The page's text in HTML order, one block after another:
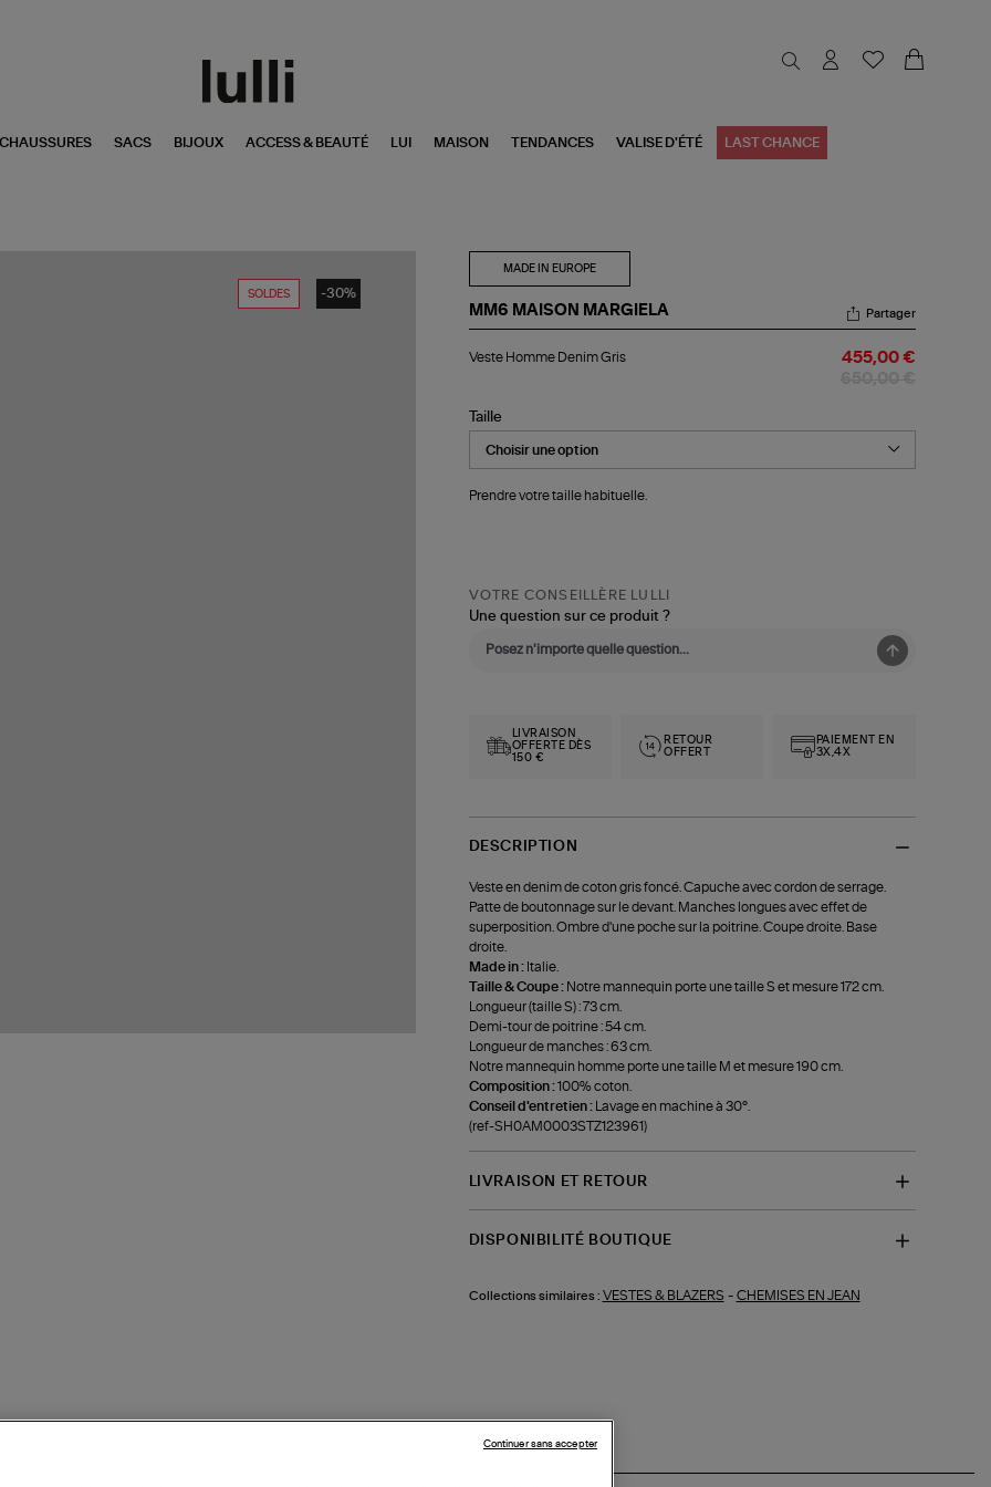
CHAUSSURES SACS BIJOUX ACCESS & BEAUTÉ LUI MAISON TENDANCES VALISE D'ÉTÉ LAST CHANCE
SOLDES -30%
MADE IN EUROPE
MM6 MAISON MARGIELA
Homme
Partager
Veste Homme Denim Gris 455,00 €
Taille
Prendre votre taille habituelle.
VOTRE CONSEILLÈRE LULLI
Une question sur ce produit ?
LIVRAISON
OFFERTE DÈS
150 €
RETOUR
OFFERT
PAIEMENT EN
3X,4X
DESCRIPTION
Veste en denim de coton gris foncé. Capuche avec cordon de serrage.
Patte de boutonnage sur le devant. Manches longues avec effet de
superposition. Ombre d'une poche sur la poitrine. Coupe droite. Base
droite.
Made in : Italie.
Taille & Coupe : Notre mannequin porte une taille S et mesure 172 cm.
Longueur (taille S) : 73 cm.
Demi-tour de poitrine : 54 cm.
Longueur de manches : 63 cm.
Notre mannequin homme porte une taille M et mesure 190 cm.
Composition :100% coton.
Conseil d'entretien :
Lavage en machine à 30°.
(ref-SH0AM0003STZ123961)
LIVRAISON ET RETOUR
DISPONIBILITÉ BOUTIQUE
Collections similaires : VESTES & BLAZERS - CHEMISES EN JEAN
Continuer sans accepter